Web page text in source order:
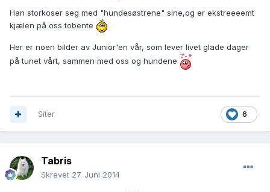
Han storkoser seg med "hundesøstrene" sine,og er ekstreeeemt
kjælen på oss tobente
Her er noen bilder av Junior'en vår, som lever livet glade dager
på tunet vårt, sammen med oss og hundene
6
Siter
Tabris
Skrevet 27. Juni 2014